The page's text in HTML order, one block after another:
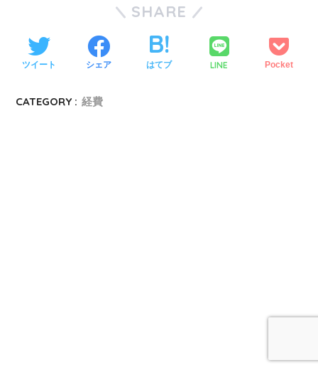
SHARE
ツイート シェア はてブ LINE Pocket
CATEGORY : 経費